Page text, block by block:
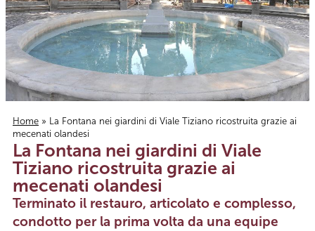
Tu sei qui
Home » La Fontana nei giardini di Viale Tiziano ricostruita grazie ai
mecenati olandesi
La Fontana nei giardini di Viale
Tiziano ricostruita grazie ai
mecenati olandesi
Terminato il restauro, articolato e complesso,
condotto per la prima volta da una equipe